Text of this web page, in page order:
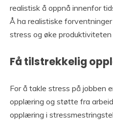
realistisk å oppnå innenfor
Å ha realistiske
stress og øke produktiviteten
Få tilstrekkelig
For å takle stress på jobben
opplæring og støtte fra
opplæring i